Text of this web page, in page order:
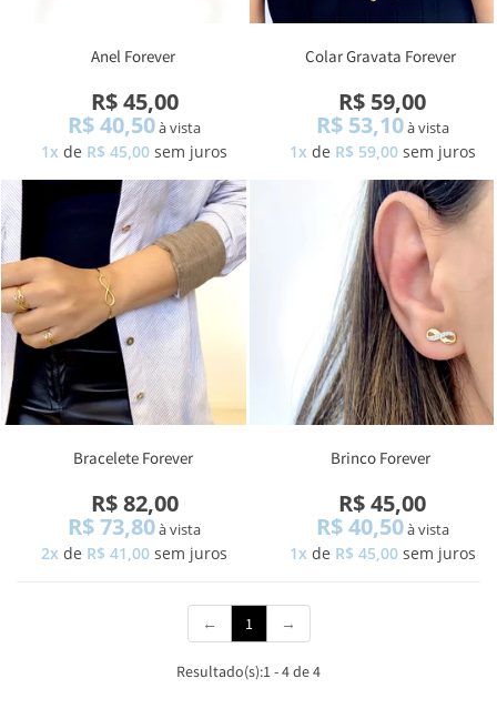
Anel Forever
R$ 45,00
R$ 40,50à vista
1x de R$ 45,00sem juros
Colar Gravata Forever
R$ 59,00
R$ 53,10à vista
1x de R$ 59,00 sem juros
Bracelete Forever
R$ 82,00
R$ 73,80à vista
2x de R$ 41,00sem juros
Brinco Forever
R$ 45,00
R$ 40,50à vista
1x de R$ 45,00 sem juros
← 1 (current)
→
Resultado(s):1-4de4